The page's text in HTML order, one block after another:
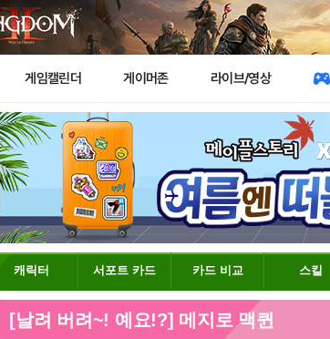
게임캘린더 게이머존 라이브/영상
캐릭터 서포트 카드 카드 비교 스킬
[날려 버려~! 예요!?] 메지로 맥퀸